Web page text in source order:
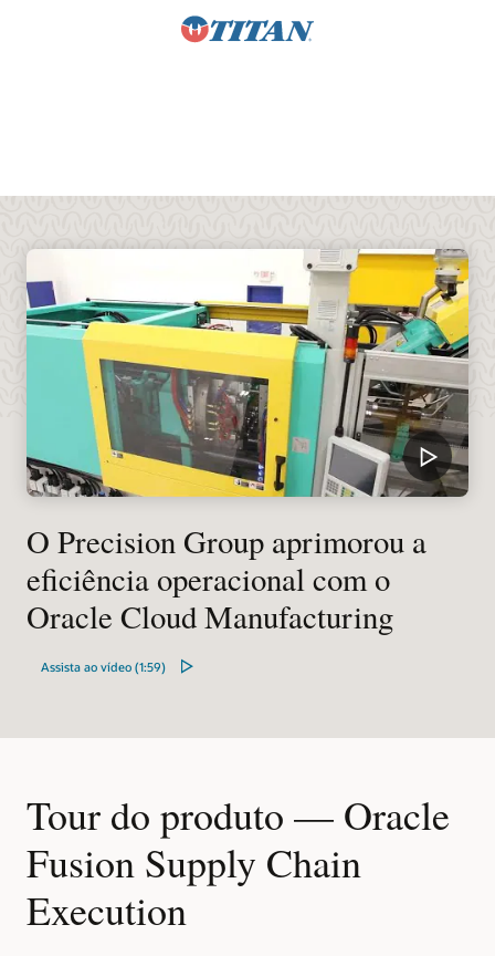
O Precision Group aprimorou a
eficiência operacional com o
Oracle Cloud Manufacturing
Assista ao vídeo (1:59)
Tour do produto — Oracle
Fusion Supply Chain
Execution